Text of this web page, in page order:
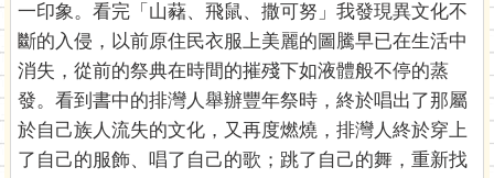
一印象。看完「山藸、飛鼠、撒可努」我發現異文化不
斷的入侵，以前原住民衣服上美麗的圖騰早已在生活中
消失，從前的祭典在時間的摧殘下如液體般不停的蒸
發。看到書中的排灣人舉辦豐年祭時，終於唱出了那屬
於自己族人流失的文化，又再度燃燒，排灣人終於穿上
了自己的服飾、唱了自己的歌；跳了自己的舞，重新找